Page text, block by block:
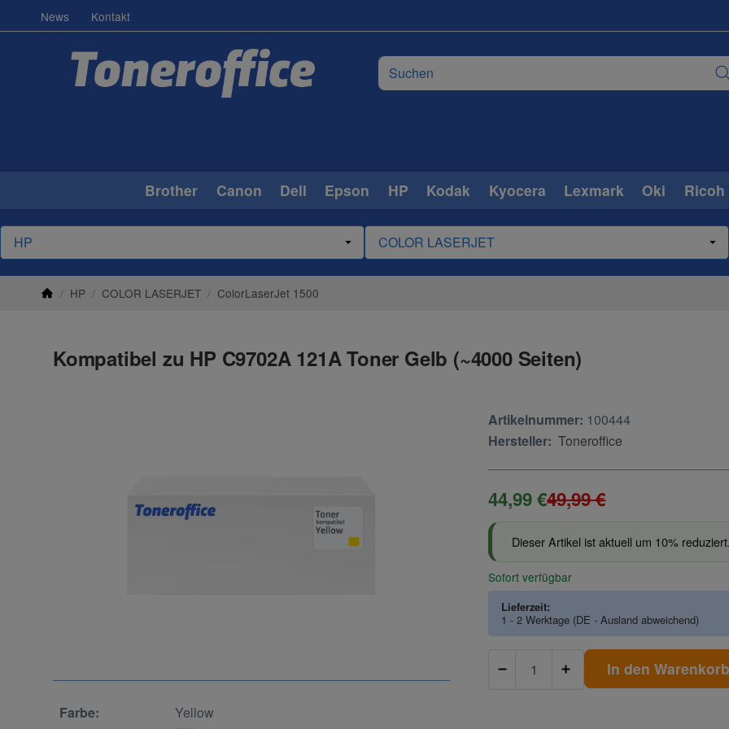
News Kontakt
Brother Canon Dell Epson HP Kodak Kyocera Lexmark Oki Ricoh
/ HP / COLOR LASERJET / ColorLaserJet 1500
Kompatibel zu HP C9702A 121A Toner Gelb (~4000 Seiten)
Farbe: Yellow
Artikelnummer: 100444
Hersteller: Toneroffice
44,99 €49,99 €
Dieser Artikel ist aktuell um 10%
Sofort verfügbar
Lieferzeit:
1 - 2 Werktage (DE - Ausland abweichend)
In den